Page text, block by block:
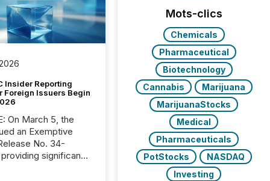
Insider Reporting
Foreign Issuers Begin
the
an Exemptive
providing significant
Mots-clics
Chemicals
Pharmaceutical
Biotechnology
Cannabis
Marijuana
MarijuanaStocks
Medical
Pharmaceuticals
PotStocks
NASDAQ
Investing